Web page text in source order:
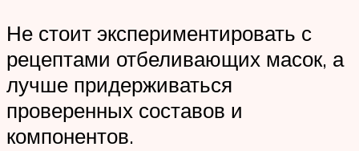
Не стоит экспериментировать с
рецептами отбеливающих масок, а
лучше придерживаться
проверенных составов и
компонентов.